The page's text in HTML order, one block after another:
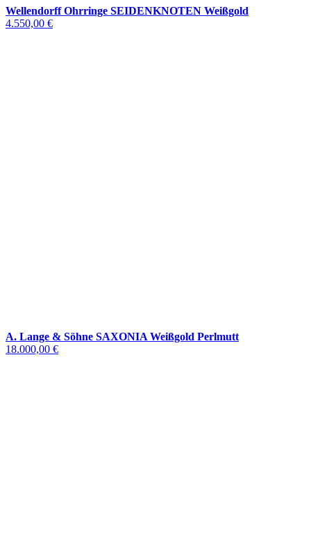
Wellendorff Ohrringe SEIDENKNOTEN Weißgold
4.550,00 €
A. Lange & Söhne SAXONIA Weißgold Perlmutt
18.000,00 €